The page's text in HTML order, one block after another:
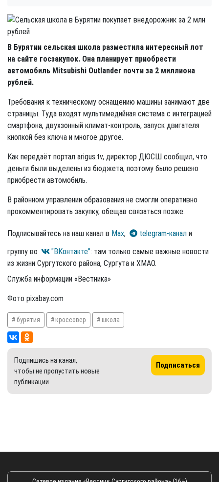
В Бурятии сельская школа разместила интересный лот
на сайте госзакупок. Она планирует приобрести
автомобиль Mitsubishi Outlander почти за 2 миллиона
рублей.
Требования к техническому оснащению машины занимают две
страницы. Туда входят мультимедийная система с интеграцией
смартфона, двухзонный климат-контроль, запуск двигателя
кнопкой без ключа и многое другое.
Как передаёт портал arigus.tv, директор ДЮСШ сообщил, что
деньги были выделены из бюджета, поэтому было решено
приобрести автомобиль.
В районном управлении образования не смогли оперативно
прокомментировать закупку, обещав связаться позже.
Подписывайтесь на наш канал в Max, telegram-канал и
группу во
"ВКонтакте": там только самые важные новости
из жизни Сургутского района, Сургута и ХМАО.
Служба информации «Вестника»
Фото pixabay.com
бурятия кроссовер школа
Подпишись на канал,
чтобы не пропустить новые
публикации
Подписаться